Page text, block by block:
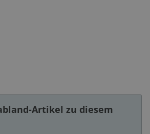
Artikel zu diesem